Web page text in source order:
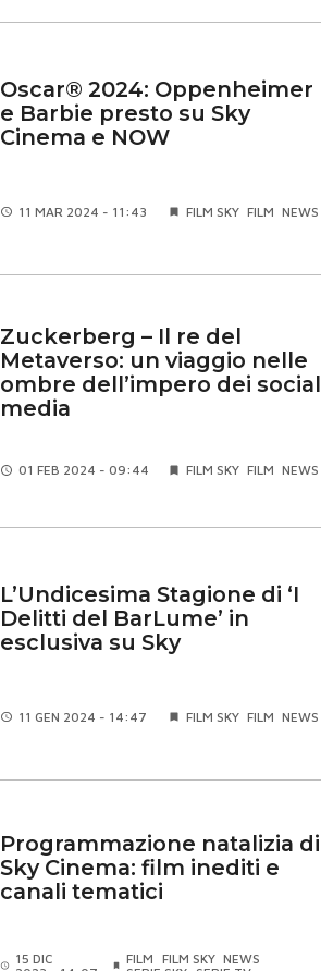
Oscar® 2024: Oppenheimer
e Barbie presto su Sky
Cinema e NOW
11 MAR 2024 - 11:43 FILM SKY FILM NEWS
Zuckerberg – Il re del
Metaverso: un viaggio nelle
ombre dell’impero dei social
media
01 FEB 2024 - 09:44 FILM SKY FILM NEWS
L’Undicesima Stagione di ‘I
Delitti del BarLume’ in
esclusiva su Sky
11 GEN 2024 - 14:47 FILM SKY FILM NEWS
Programmazione natalizia di
Sky Cinema: film inediti e
canali tematici
15 DIC
FILM FILM SKY NEWS